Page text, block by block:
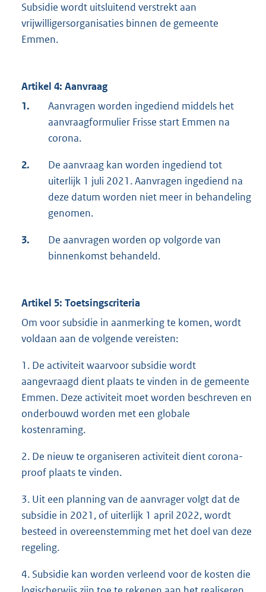
Subsidie wordt uitsluitend verstrekt aan
vrijwilligersorganisaties binnen de gemeente
Emmen.
Artikel 4: Aanvraag
1.
Aanvragen worden ingediend middels het
aanvraagformulier Frisse start Emmen na
corona.
2.
De aanvraag kan worden ingediend tot
uiterlijk 1 juli 2021. Aanvragen ingediend na
deze datum worden niet meer in behandeling
genomen.
3.
De aanvragen worden op volgorde van
binnenkomst behandeld.
Artikel 5: Toetsingscriteria
Om voor subsidie in aanmerking te komen, wordt
voldaan aan de volgende vereisten:
1. De activiteit waarvoor subsidie wordt
aangevraagd dient plaats te vinden in de gemeente
Emmen. Deze activiteit moet worden beschreven en
onderbouwd worden met een globale
kostenraming.
2. De nieuw te organiseren activiteit dient corona-
proof plaats te vinden.
3. Uit een planning van de aanvrager volgt dat de
subsidie in 2021, of uiterlijk 1 april 2022, wordt
besteed in overeenstemming met het doel van deze
regeling.
4. Subsidie kan worden verleend voor de kosten die